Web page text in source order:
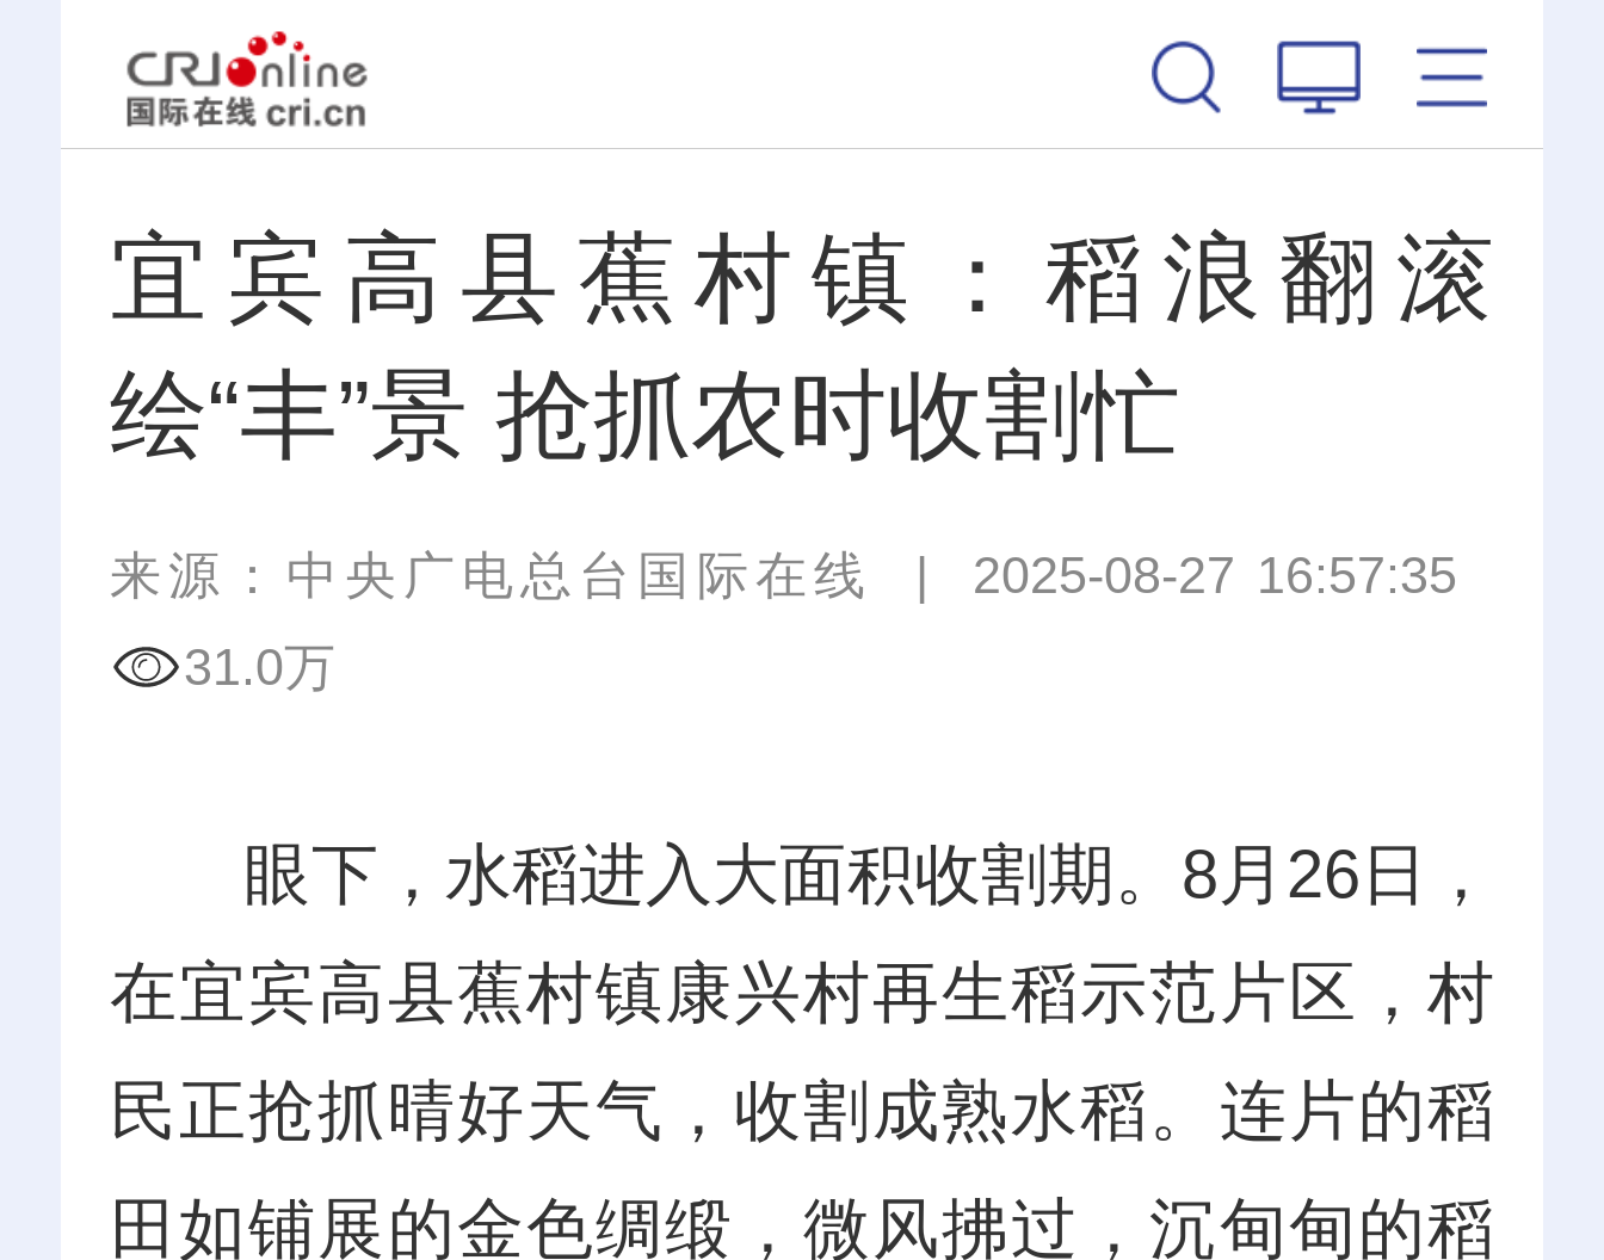
宜宾高县蕉村镇：稻浪翻滚
绘“丰”景 抢抓农时收割忙
来源：中央广电总台国际在线 | 2025-08-27 16:57:35
31.0万
眼下，水稻进入大面积收割期。8月26日，
在宜宾高县蕉村镇康兴村再生稻示范片区，村
民正抢抓晴好天气，收割成熟水稻。连片的稻
田如铺展的金色绸缎，微风拂过，沉甸甸的稻